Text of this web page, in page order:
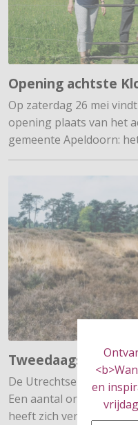
en
Opening achtste
Op zaterdag 26 mei
opening plaats van het
gemeente Apeldoorn:
Tweedaagse over
De Utrechtse
Een aantal
heeft zich verenigd in